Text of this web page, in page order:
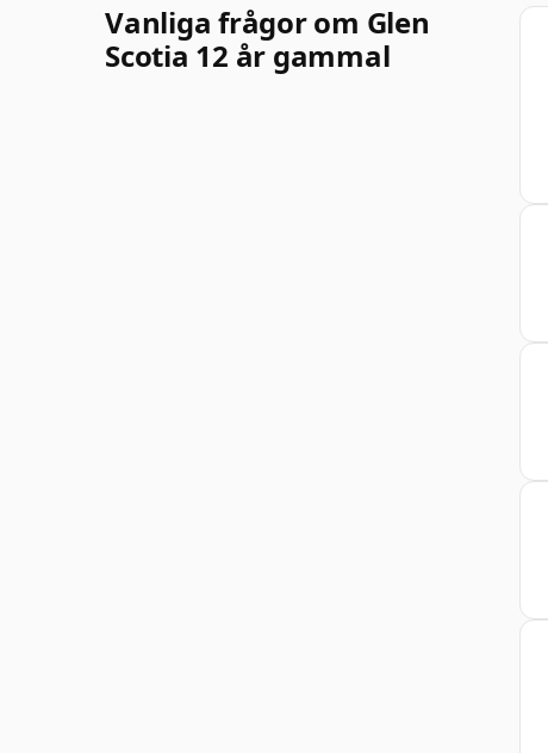
Vanliga frågor om Glen
Scotia 12 år gammal